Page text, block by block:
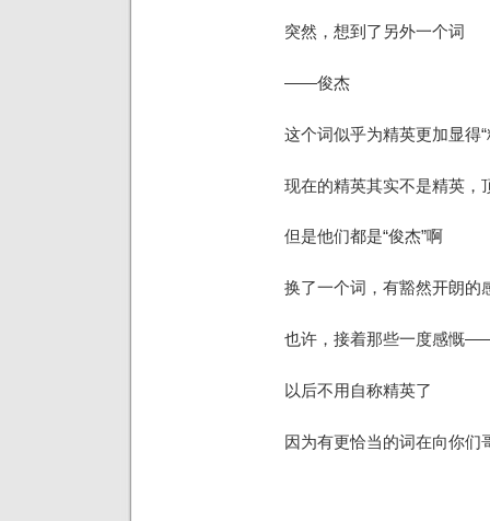
突然，想到了另外一个词
——俊杰
这个词似乎为精英更加显得“
现在的精英其实不是精英，
但是他们都是“俊杰”啊
换了一个词，有豁然开朗的
也许，接着那些一度感慨
以后不用自称精英了
因为有更恰当的词在向你们